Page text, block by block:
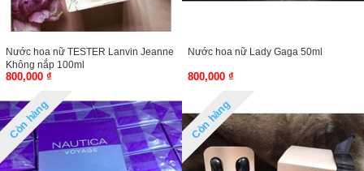
Nước hoa nữ TESTER Lanvin Jeanne
Không nắp 100ml
800,000 ₫
Nước hoa nữ Lady Gaga 50ml
800,000 ₫
Còn hàng Còn hàng